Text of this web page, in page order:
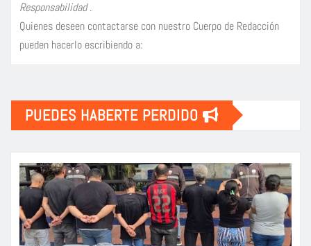
Responsabilidad.
Quienes deseen contactarse con nuestro Cuerpo de Redacción
pueden hacerlo escribiendo a:
PUEDES HABERTE PERDIDO